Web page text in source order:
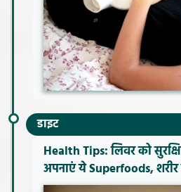
डाइट
Health Tips: लिवर को
अपनाएं ये Superfoods,